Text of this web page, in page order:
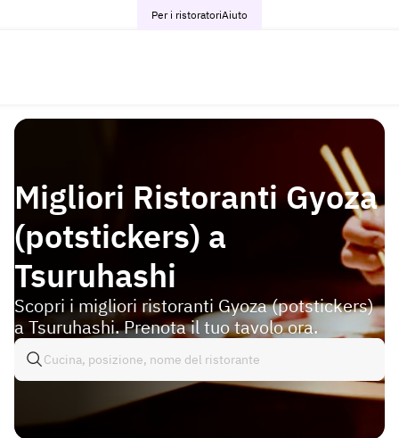
Per i ristoratoriAiuto
Migliori Ristoranti Gyoza
(potstickers) a
Tsuruhashi
Scopri i migliori ristoranti Gyoza (potstickers)
a Tsuruhashi. Prenota il tuo tavolo ora.